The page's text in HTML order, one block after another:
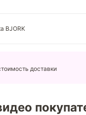
BJORK
доставки